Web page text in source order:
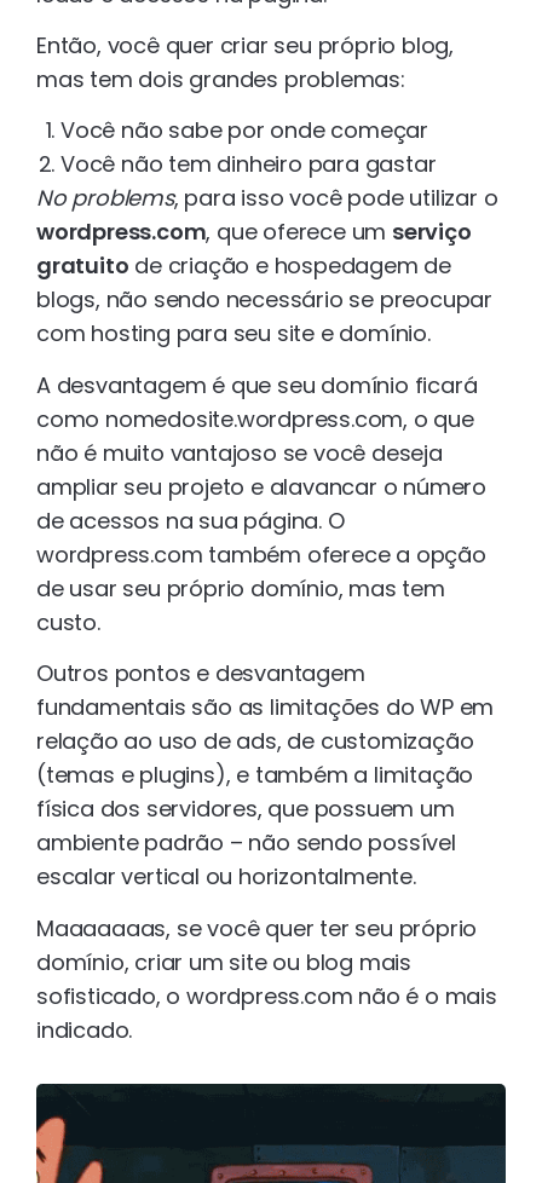
Então, você quer criar seu próprio blog,
mas tem dois grandes problemas:
Você não sabe por onde começar
Você não tem dinheiro para gastar
No problems, para isso você pode utilizar o
wordpress.com, que oferece um serviço
gratuito de criação e hospedagem de
blogs, não sendo necessário se preocupar
com hosting para seu site e domínio.
A desvantagem é que seu domínio ficará
como nomedosite.wordpress.com, o que
não é muito vantajoso se você deseja
ampliar seu projeto e alavancar o número
de acessos na sua página. O
wordpress.com também oferece a opção
de usar seu próprio domínio, mas tem
custo.
Outros pontos e desvantagem
fundamentais são as limitações do WP em
relação ao uso de ads, de customização
(temas e plugins), e também a limitação
física dos servidores, que possuem um
ambiente padrão – não sendo possível
escalar vertical ou horizontalmente.
Maaaaaaas, se você quer ter seu próprio
domínio, criar um site ou blog mais
sofisticado, o wordpress.com não é o mais
indicado.